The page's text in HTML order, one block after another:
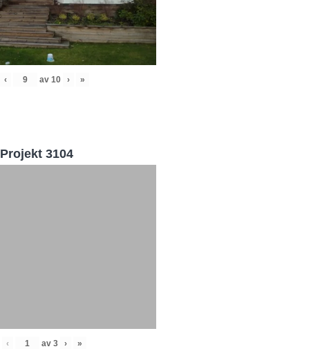
‹ av 10 › »
Projekt 3104
‹ av 3 › »